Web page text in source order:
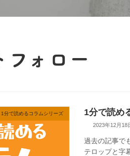
フォロー
1分で読めるコラムシリーズ 1分で読め
2023年12月18
過去の記事で
テロップと字